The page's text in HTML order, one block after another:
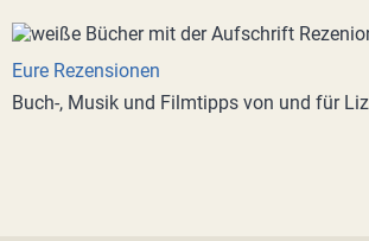
Eure Rezensionen
Buch-, Musik und Filmtipps von und für